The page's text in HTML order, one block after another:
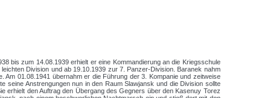
bis zum 14.08.1939 erhielt er eine Kommandierung an die Kriegsschule
Division und ab 19.10.1939 zur 7. Panzer-Division. Baranek nahm
01.08.1941 übernahm er die Führung der 3. Kompanie und zeitweise
seine Anstrengungen nun in den Raum Slawjansk und die Division sollte
erhielt den Auftrag den Übergang des Gegners über den Kasenuy Torez